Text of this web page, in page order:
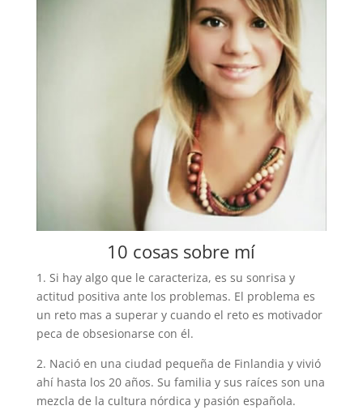
10 cosas sobre mí
1. Si hay algo que le caracteriza, es su sonrisa y
actitud positiva ante los problemas. El problema es
un reto mas a superar y cuando el reto es motivador
peca de obsesionarse con él.
2. Nació en una ciudad pequeña de Finlandia y vivió
ahí hasta los 20 años. Su familia y sus raíces son una
mezcla de la cultura nórdica y pasión española.